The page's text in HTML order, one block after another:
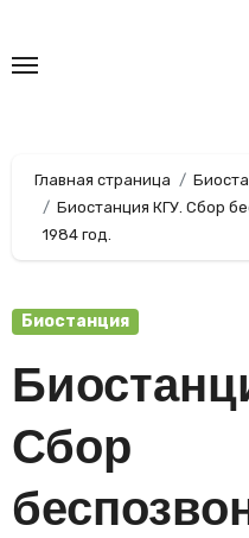
содержанию
Главная страница
Биостанция КГУ. Сбор
1984 год.
Биостанция
Сбор